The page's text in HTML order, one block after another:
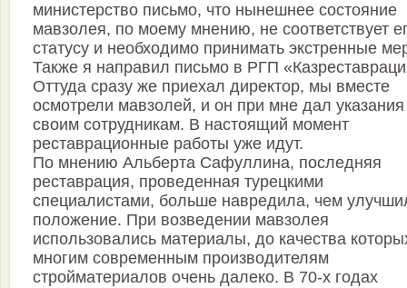
министерство письмо, что нынешнее состояние
мавзолея, по моему мнению, не соответствует
статусу и необходимо принимать экстренные
Также я направил письмо в РГП
Оттуда сразу же приехал директор, мы вместе
осмотрели мавзолей, и он при мне дал указания
своим сотрудникам. В настоящий момент
реставрационные работы уже идут.
По мнению Альберта Сафуллина, последняя
реставрация, проведенная турецкими
специалистами, больше навредила, чем
положение. При возведении мавзолея
использовались материалы, до качества
многим современным производителям
стройматериалов очень далеко. В 70-х годах